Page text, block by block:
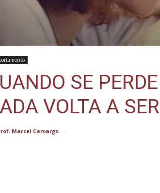
SE
VOLTA A
Marcel Camargo -